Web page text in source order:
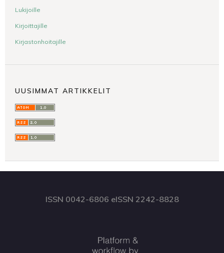
Lukijoille
Kirjoittajille
Kirjastonhoitajille
UUSIMMAT ARTIKKELIT
ISSN 0042-6806 eISSN 2242-8828